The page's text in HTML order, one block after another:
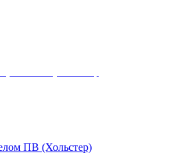
ПВ (Хольстер)